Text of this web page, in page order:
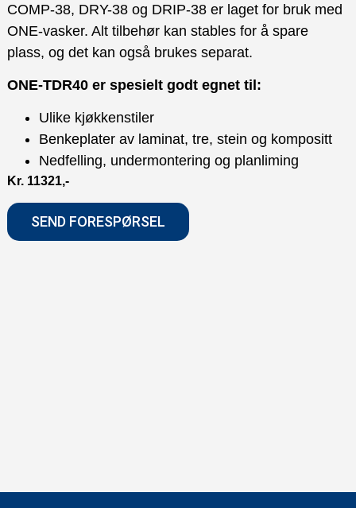
COMP-38, DRY-38 og DRIP-38 er laget for bruk med
ONE-vasker. Alt tilbehør kan stables for å spare
plass, og det kan også brukes separat.
ONE-TDR40 er spesielt godt egnet til:
Ulike kjøkkenstiler
Benkeplater av laminat, tre, stein og kompositt
Nedfelling, undermontering og planliming
Kr 11321
SEND FORESPØRSEL